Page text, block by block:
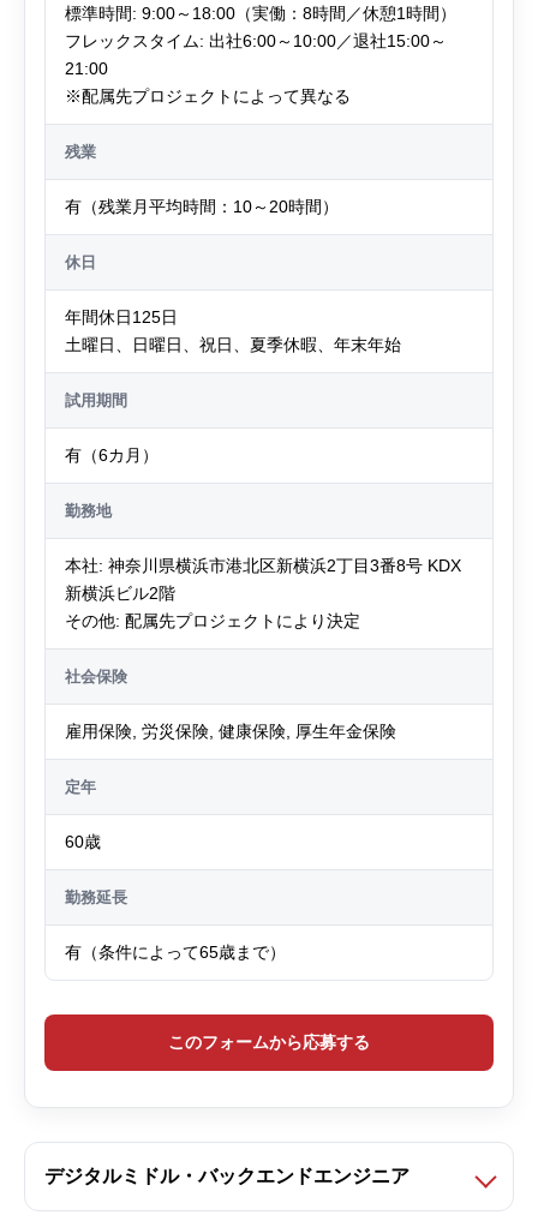
新卒採用
中途採用
社員インタビュー
企業情報
サービス
お知らせ
お問い合わせ
プライバシーポリシー
標準時間: 9:00～18:00（実働：8時間／休憩1時間）
フレックスタイム: 出社6:00～10:00／退社15:00～
21:00
※配属先プロジェクトによって異なる
残業
有（残業月平均時間：10～20時間）
休日
年間休日125日
土曜日、日曜日、祝日、夏季休暇、年末年始
試用期間
有（6カ月）
勤務地
本社: 神奈川県横浜市港北区新横浜2丁目3番8号 KDX
新横浜ビル2階
その他: 配属先プロジェクトにより決定
社会保険
雇用保険, 労災保険, 健康保険, 厚生年金保険
定年
60歳
勤務延長
有（条件によって65歳まで）
このフォームから応募する
デジタルミドル・バックエンドエンジニア